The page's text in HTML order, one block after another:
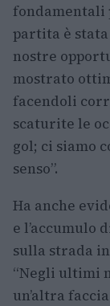
fondamentali
partita è
nostre
mostrato
facendoli
scaturite le
gol; ci siamo
senso”.
Ha anche
e l’accumulo
sulla strada
“Negli ultimi
un’altra